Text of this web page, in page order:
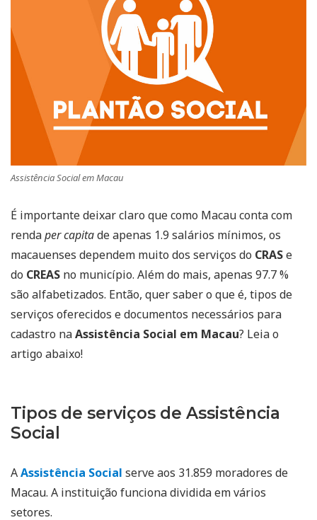
Assistência Social em Macau
É importante deixar claro que como Macau conta com
rendaper capitade apenas 1.9 salários mínimos, os
macauenses dependem muito dos serviços do CRASe
do CREAS no município. Além do mais, apenas 97.7 %
são alfabetizados. Então, quer saber o que é, tipos de
serviços oferecidos e documentos necessários para
cadastro naAssistência Social em Macau? Leia o
artigo abaixo!
Tipos de serviços de Assistência
Social
AAssistência Social serve aos 31.859 moradores de
Macau. A instituição funciona dividida em vários
setores.